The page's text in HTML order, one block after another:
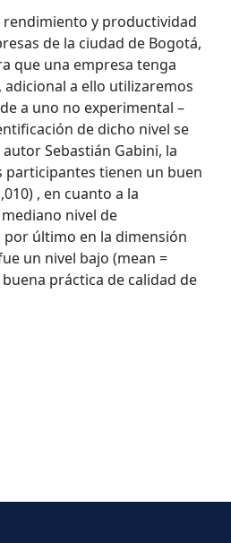
rendimiento y productividad
de la ciudad de Bogotá,
que una empresa tenga
a ello utilizaremos
a uno no experimental –
de dicho nivel se
Sebastián Gabini, la
participantes tienen un buen
, en cuanto a la
nivel de
por último en la dimensión
un nivel bajo (mean =
práctica de calidad de